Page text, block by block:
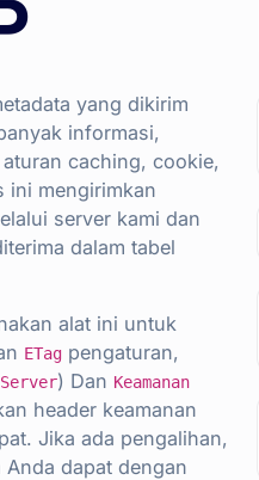
yang dikirim
informasi,
caching, cookie,
ini mengirimkan
server kami dan
dalam tabel
alat ini untuk
ETag pengaturan,
Server) Dan Keamanan
header keamanan
Jika ada pengalihan,
dapat dengan